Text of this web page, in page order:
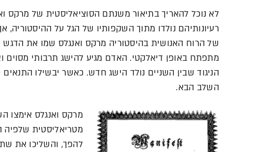
לא נוכל להאריך בתיאור משנתם הסוציאליסטית של מרקס
רעיונותיהם נולדו מתוך השקפותיו של הגל על
של הרוח האנושית בהיסטוריה מרקס ואנגלס שמו את הדגש
מתפתח באופן דיאלקטי. האדם מגיע להישג תרבותי מסוים
הניגוד שבין השניים נולד הישג חדש. כאשר יבשילו
השלב הבא.
מרקס ואנגלס אימצו
מטריאליסטית שלפיה
להפך, והשליכו את